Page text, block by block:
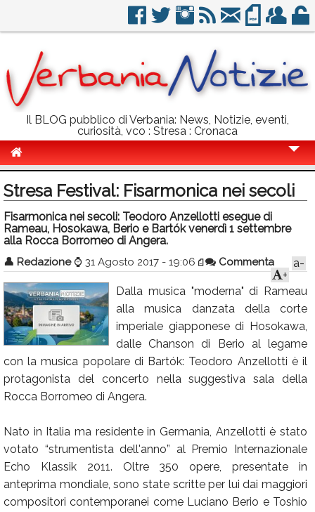
Il BLOG pubblico di Verbania: News, Notizie, eventi,
curiosità, vco : Stresa : Cronaca
Politica
Sport
Eventi
Info Utili
Rubriche
Calendario
Annunci
Stresa Festival: Fisarmonica nei secoli
Fisarmonica nei secoli: Teodoro Anzellotti esegue di
Rameau, Hosokawa, Berio e Bartók venerdì 1 settembre
alla Rocca Borromeo di Angera.
👤 Redazione ⌚ 31 Agosto 2017 - 19:06 Commenta
a-
+
Dalla musica "moderna" di Rameau
alla musica danzata della corte
imperiale giapponese di Hosokawa,
dalle Chanson di Berio al legame
con la musica popolare di Bartók: Teodoro Anzellotti è il
protagonista del concerto nella suggestiva sala della
Rocca Borromeo di Angera.
Nato in Italia ma residente in Germania, Anzellotti è stato
votato “strumentista dell'anno” al Premio Internazionale
Echo Klassik 2011. Oltre 350 opere, presentate in
anteprima mondiale, sono state scritte per lui dai maggiori
compositori contemporanei come Luciano Berio e Toshio